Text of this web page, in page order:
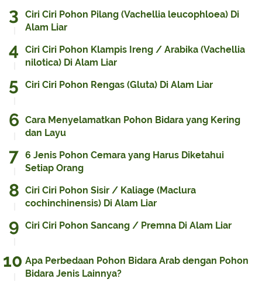
Ciri Ciri Pohon Pilang (Vachellia leucophloea) Di
Alam Liar
Ciri Ciri Pohon Klampis Ireng / Arabika (Vachellia
nilotica) Di Alam Liar
Ciri Ciri Pohon Rengas (Gluta) Di Alam Liar
Cara Menyelamatkan Pohon Bidara yang Kering
dan Layu
6 Jenis Pohon Cemara yang Harus Diketahui
Setiap Orang
Ciri Ciri Pohon Sisir / Kaliage (Maclura
cochinchinensis) Di Alam Liar
Ciri Ciri Pohon Sancang / Premna Di Alam Liar
Apa Perbedaan Pohon Bidara Arab dengan Pohon
Bidara Jenis Lainnya?